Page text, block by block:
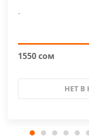
-
1550 сом
НЕТ